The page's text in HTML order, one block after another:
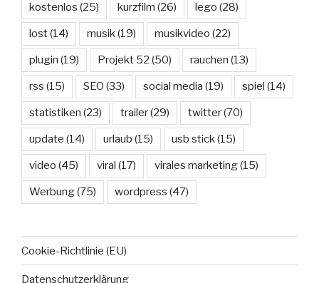
kostenlos (25) kurzfilm (26) lego (28)
lost(14) musik(19) musikvideo (22)
plugin (19) Projekt 52 (50) rauchen (13)
rss (15) SEO (33) social media (19) spiel (14)
statistiken (23) trailer(29) twitter(70)
update (14) urlaub (15) usb stick(15)
video (45) viral (17) virales marketing(15)
Werbung(75) wordpress (47)
Cookie-Richtlinie (EU)
Datenschutzerklärung